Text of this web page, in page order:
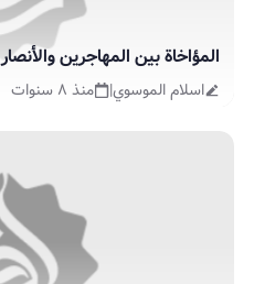
المؤاخاة بين المهاجرين والأنصار
اسلام الموسوي| منذ ٨ سنوات